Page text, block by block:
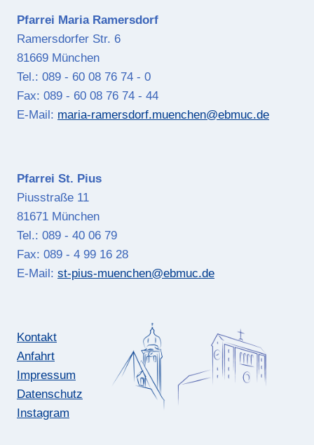
Pfarrei Maria Ramersdorf
Ramersdorfer Str. 6
81669 München
Tel.: 089 - 60 08 76 74 - 0
Fax: 089 - 60 08 76 74 - 44
E-Mail: maria-ramersdorf.muenchen@ebmuc.de
Pfarrei St. Pius
Piusstraße 11
81671 München
Tel.: 089 - 40 06 79
Fax: 089 - 4 99 16 28
E-Mail: st-pius-muenchen@ebmuc.de
Kontakt
Anfahrt
Impressum
Datenschutz
Instagram